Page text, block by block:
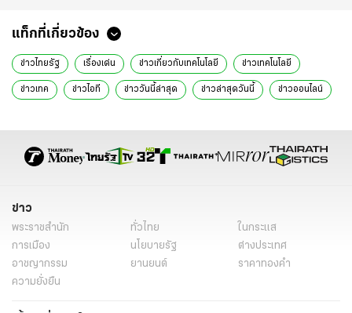
แท็กที่เกี่ยวข้อง
ข่าวไทยรัฐ เรื่องเด่น ข่าวเกี่ยวกับเทคโนโลยี ข่าวเทคโนโลยี
ข่าวเทค ข่าวไอที ข่าววันนี้ล่าสุด ข่าวล่าสุดวันนี้ ข่าวออนไลน์
ป้องกัน Gadget IP Rating
สงกรานต์สนามหลวง 2568
งานสงกรานต์ 2568 สนามหลวง สนามหลวงสงกรานต์ 2568
วันสงกรานต์วันที่เท่าไหร่
ข่าว
พระราชสำนัก ทั่วไทย
ในกระแส
การเมือง
นโยบายรัฐ
ต่างประเทศ
อาชญากรรม
ยานยนต์
ราคาทองคำ
ความยั่งยืน